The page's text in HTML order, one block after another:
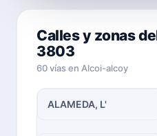
Calles y zonas
3803
60 vías en Alcoi-alcoy
ALAMEDA, L'